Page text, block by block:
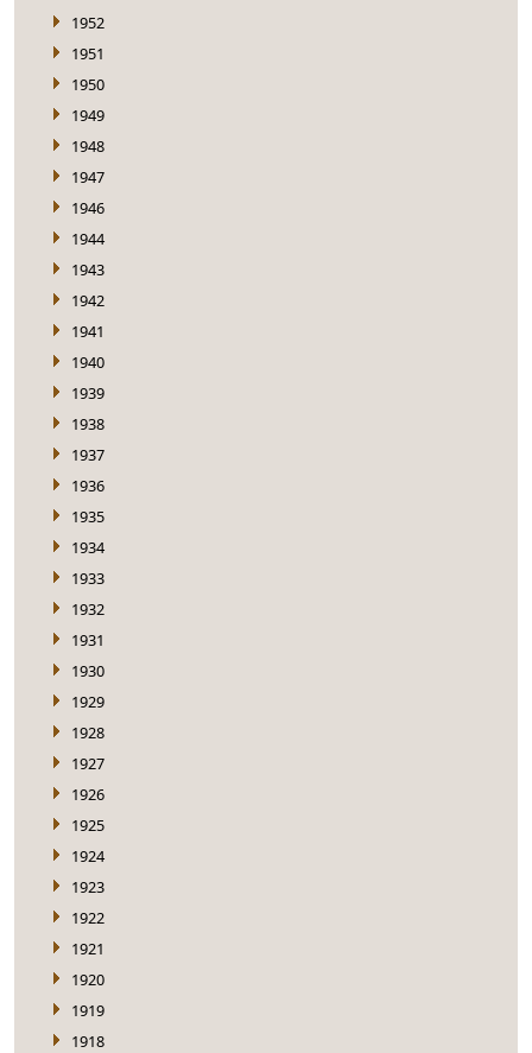
1952
1951
1950
1949
1948
1947
1946
1944
1943
1942
1941
1940
1939
1938
1937
1936
1935
1934
1933
1932
1931
1930
1929
1928
1927
1926
1925
1924
1923
1922
1921
1920
1919
1918